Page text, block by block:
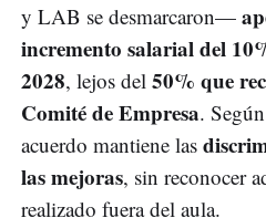
y LAB se desmarcaron—
incremento salarial del
2028, lejos del 50% que
Comité de Empresa.
acuerdo mantiene las
las mejoras, sin reconocer
realizado fuera del aula.